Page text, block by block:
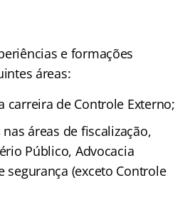
e formações
áreas:
carreira de Controle Externo;
áreas de fiscalização,
Público, Advocacia
segurança (exceto Controle